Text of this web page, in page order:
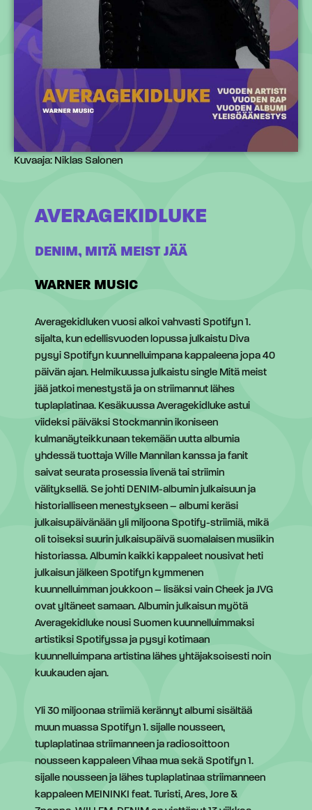
Kuvaaja: Niklas Salonen
AVERAGEKIDLUKE
DENIM, MITÄ MEIST JÄÄ
WARNER MUSIC
Averagekidluken vuosi alkoi vahvasti Spotifyn 1.
sijalta, kun edellisvuoden lopussa julkaistu Diva
pysyi Spotifyn kuunnelluimpana kappaleena jopa 40
päivän ajan. Helmikuussa julkaistu single Mitä meist
jää jatkoi menestystä ja on striimannut lähes
tuplaplatinaa. Kesäkuussa Averagekidluke astui
viideksi päiväksi Stockmannin ikoniseen
kulmanäyteikkunaan tekemään uutta albumia
yhdessä tuottaja Wille Mannilan kanssa ja fanit
saivat seurata prosessia livenä tai striimin
välityksellä. Se johti DENIM-albumin julkaisuun ja
historialliseen menestykseen – albumi keräsi
julkaisupäivänään yli miljoona Spotify-striimiä, mikä
oli toiseksi suurin julkaisupäivä suomalaisen musiikin
historiassa. Albumin kaikki kappaleet nousivat heti
julkaisun jälkeen Spotifyn kymmenen
kuunnelluimman joukkoon – lisäksi vain Cheek ja JVG
ovat yltäneet samaan. Albumin julkaisun myötä
Averagekidluke nousi Suomen kuunnelluimmaksi
artistiksi Spotifyssa ja pysyi kotimaan
kuunnelluimpana artistina lähes yhtäjaksoisesti noin
kuukauden ajan.
Yli 30 miljoonaa striimiä kerännyt albumi sisältää
muun muassa Spotifyn 1. sijalle nousseen,
tuplaplatinaa striimanneen ja radiosoittoon
nousseen kappaleen Vihaa mua sekä Spotifyn 1.
sijalle nousseen ja lähes tuplaplatinaa striimanneen
kappaleen MEININKI feat. Turisti, Ares, Jore &